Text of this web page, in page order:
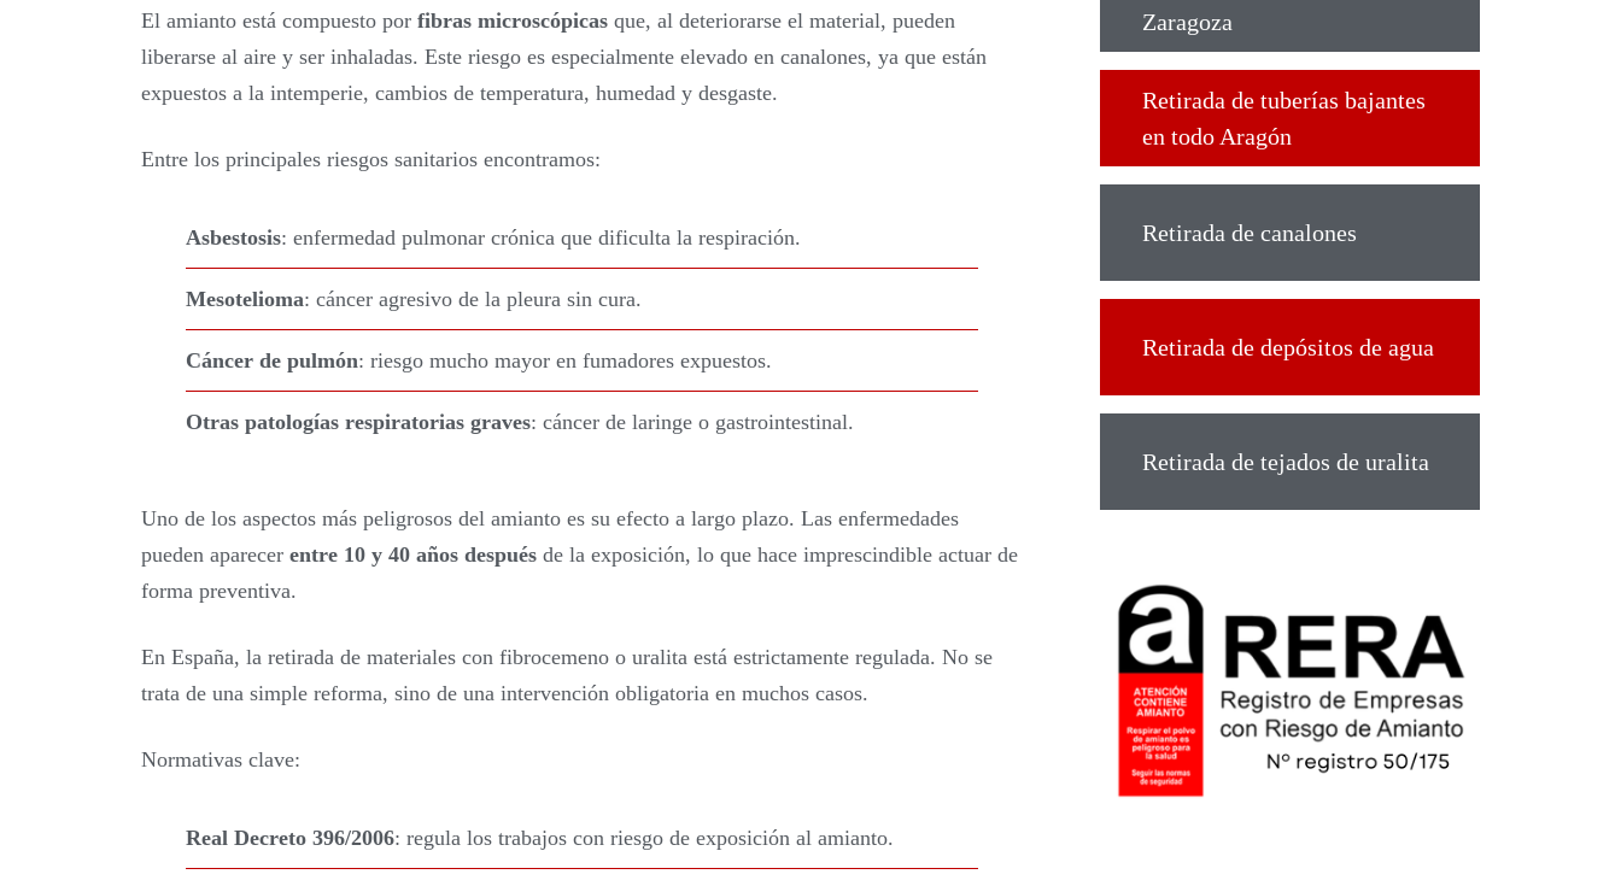
El amianto está compuesto por fibras microscópicas que, al deteriorarse el material, pueden
liberarse al aire y ser inhaladas. Este riesgo es especialmente elevado en canalones, ya que están
expuestos a la intemperie, cambios de temperatura, humedad y desgaste.
Entre los principales riesgos sanitarios encontramos:
Asbestosis: enfermedad pulmonar crónica que dificulta la respiración.
Mesotelioma: cáncer agresivo de la pleura sin cura.
Cáncer de pulmón: riesgo mucho mayor en fumadores expuestos.
Otras patologías respiratorias graves: cáncer de laringe o gastrointestinal.
Uno de los aspectos más peligrosos del amianto es su efecto a largo plazo. Las enfermedades
pueden aparecer entre 10 y 40 años después de la exposición, lo que hace imprescindible actuar de
forma preventiva.
En España, la retirada de materiales con fibrocemeno o uralita está estrictamente regulada. No se
trata de una simple reforma, sino de una intervención obligatoria en muchos casos.
Normativas clave:
Real Decreto 396/2006: regula los trabajos con riesgo de exposición al amianto.
Zaragoza
Retirada de tuberías bajantes
en todo Aragón
Retirada de canalones
Retirada de depósitos de agua
Retirada de tejados de uralita